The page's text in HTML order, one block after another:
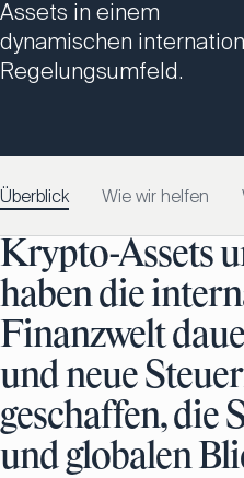
Assets in einem
dynamischen
Regelungsumfeld.
Überblick Wie wir helfen
Krypto-Assets
haben die
Finanzwelt
und neue
geschaffen, die
und globalen